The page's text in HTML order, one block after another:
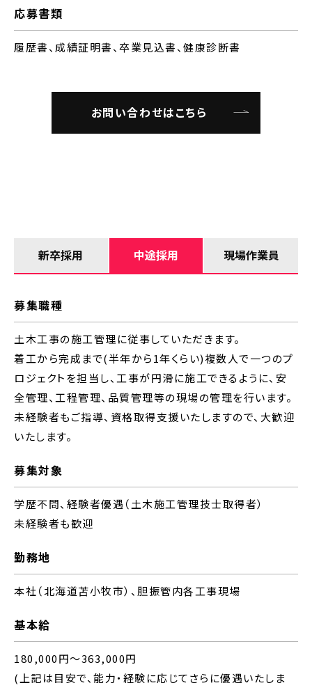
応募書類
履歴書、成績証明書、卒業見込書、健康診断書
お問い合わせはこちら
新卒採用 中途採用 現場作業員
募集職種
土木工事の施工管理に従事していただきます。
着工から完成まで(半年から1年くらい)複数人で一つのプ
ロジェクトを担当し、工事が円滑に施工できるように、安
全管理、工程管理、品質管理等の現場の管理を行います。
未経験者もご指導、資格取得支援いたしますので、大歓迎
いたします。
募集対象
学歴不問、経験者優遇（土木施工管理技士取得者）
未経験者も歓迎
勤務地
本社（北海道苫小牧市）、胆振管内各工事現場
基本給
180,000円～363,000円
(上記は目安で、能力・経験に応じてさらに優遇いたしま